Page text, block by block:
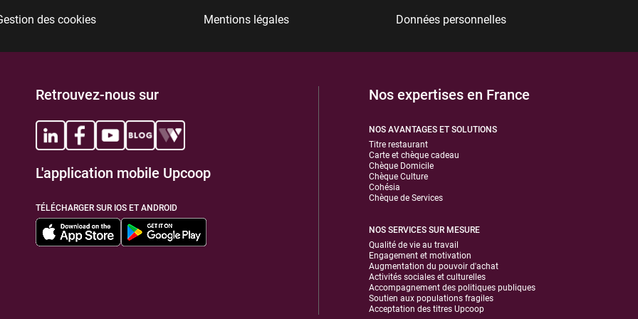
des cookies Mentions légales Données personnelles
Retrouvez-nous sur
L'application mobile Upcoop
TÉLÉCHARGER SUR IOS ET ANDROID
Nos expertises en France
NOS AVANTAGES ET SOLUTIONS
Titre restaurant
Carte et chèque cadeau
Chèque Domicile
Chèque Culture
Cohésia
Chèque de Services
NOS SERVICES SUR MESURE
Qualité de vie au travail
Engagement et motivation
Augmentation du pouvoir d'achat
Activités sociales et culturelles
Accompagnement des politiques publiques
Soutien aux populations fragiles
Acceptation des titres Upcoop